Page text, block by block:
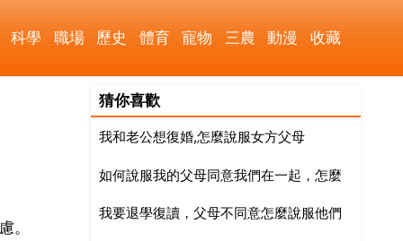
科學 職場 歷史 體育 寵物 三農 動漫 收藏
。
猜你喜歡
我和老公想復婚,怎麼說服女方父母
如何說服我的父母同意我們在一起，怎麼
說服父母同意我們在一起
我要退學復讀，父母不同意怎麼說服他們